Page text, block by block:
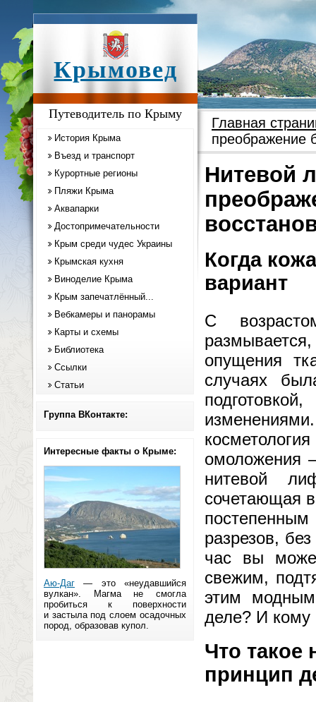
Крымовед
Путеводитель по Крыму
История Крыма
Въезд и транспорт
Курортные регионы
Пляжи Крыма
Аквапарки
Достопримечательности
Крым среди чудес Украины
Крымская кухня
Виноделие Крыма
Крым запечатлённый...
Вебкамеры и панорамы
Карты и схемы
Библиотека
Ссылки
Статьи
Группа ВКонтакте:
Интересные факты о Крыме:
Аю-Даг — это «неудавшийся
вулкан». Магма не смогла
пробиться к поверхности
и застыла под слоем осадочных
пород, образовав купол.
Главная
преображение
Нитевой
Когда
вариант
С
опущения
случаях
омоложения
нитевой
сочетающая
разрезов,
час вы
свежим,
этим
деле? И кому
Что такое
принцип